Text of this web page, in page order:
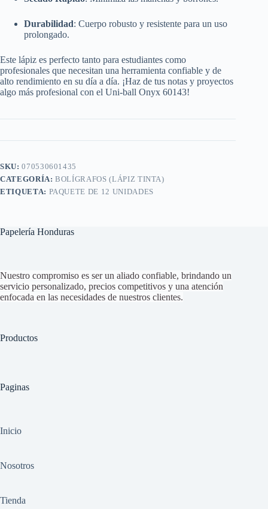
Durabilidad: Cuerpo robusto y resistente para un uso
prolongado.
Este lápiz es perfecto tanto para estudiantes como
profesionales que necesitan una herramienta confiable y de
alto rendimiento en su día a día. ¡Haz de tus notas y proyectos
algo más profesional con el Uni-ball Onyx 60143!
SKU:070530601435
CATEGORÍA:BOLÍGRAFOS (LÁPIZ TINTA)
ETIQUETA: PAQUETE DE 12 UNIDADES
Papelería Honduras
Nuestro compromiso es ser un aliado confiable, brindando un
servicio personalizado, precios competitivos y una atención
enfocada en las necesidades de nuestros clientes.
Productos
Paginas
Inicio
Nosotros
Tienda